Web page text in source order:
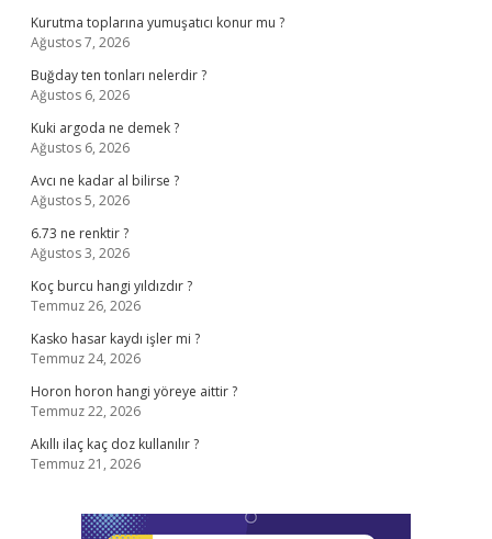
Kurutma toplarına yumuşatıcı konur mu ?
Ağustos 7, 2026
Buğday ten tonları nelerdir ?
Ağustos 6, 2026
Kuki argoda ne demek ?
Ağustos 6, 2026
Avcı ne kadar al bilirse ?
Ağustos 5, 2026
6.73 ne renktir ?
Ağustos 3, 2026
Koç burcu hangi yıldızdır ?
Temmuz 26, 2026
Kasko hasar kaydı işler mi ?
Temmuz 24, 2026
Horon horon hangi yöreye aittir ?
Temmuz 22, 2026
Akıllı ilaç kaç doz kullanılır ?
Temmuz 21, 2026